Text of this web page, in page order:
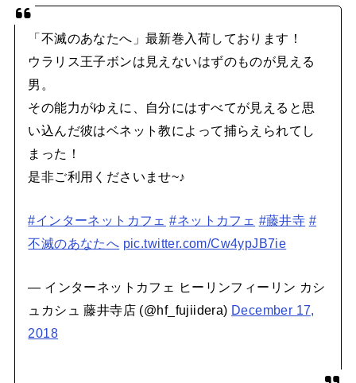
「不滅のあなたへ」最新巻入荷しております！
ウラリス王子ボンは見えないはずのものが見える
男。
その能力がゆえに、自分にはすべてが見えると思
い込んだ彼はベネット教によって捕らえられてし
まった！
是非ご利用くださいませ~♪
#インターネットカフェ #ネットカフェ #藤井寺 #
不滅のあなたへ pic.twitter.com/Cw4ypJB7ie
— インターネットカフェ ヒーリンフィーリン カシ
ュカシュ 藤井寺店 (@hf_fujiidera) December 17,
2018